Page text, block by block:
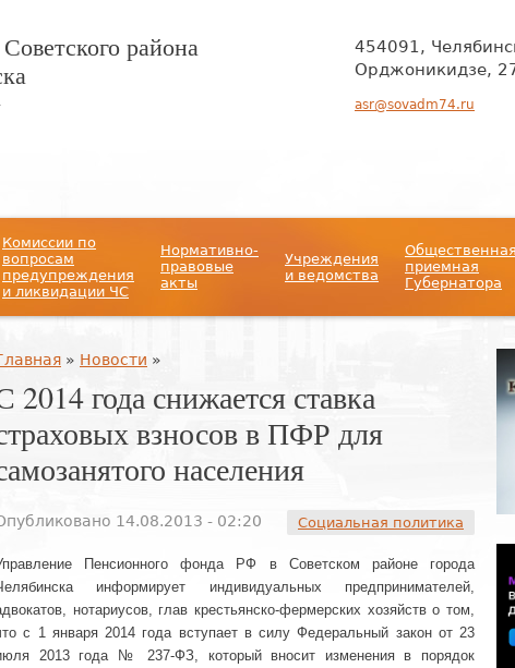
района
454091,
Орджоникидзе,
asr@sovadm74.ru
Комиссии по
вопросам
предупреждения
и ликвидации ЧС
Нормативно-
правовые
акты
Учреждения
и ведомства
Общественная
приемная
Губернатора
здесь
» Новости »
2014 года снижается ставка
взносов в ПФР для
населения
14.08.2013 - 02:20 Социальная политика
Пенсионного фонда РФ в Советском районе города
информирует индивидуальных предпринимателей,
нотариусов, глав крестьянско-фермерских хозяйств о том,
с 1 января 2014 года вступает в силу Федеральный закон от 23
2013 года № 237-ФЗ, который вносит изменения в порядок